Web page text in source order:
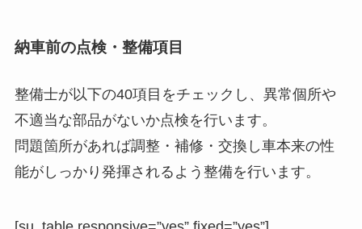
納車前の点検・整備項目
整備士が以下の40項目をチェックし、異常個所や
不適当な部品がないか点検を行います。
問題箇所があれば調整・補修・交換し車本来の性
能がしっかり発揮されるよう整備を行います。